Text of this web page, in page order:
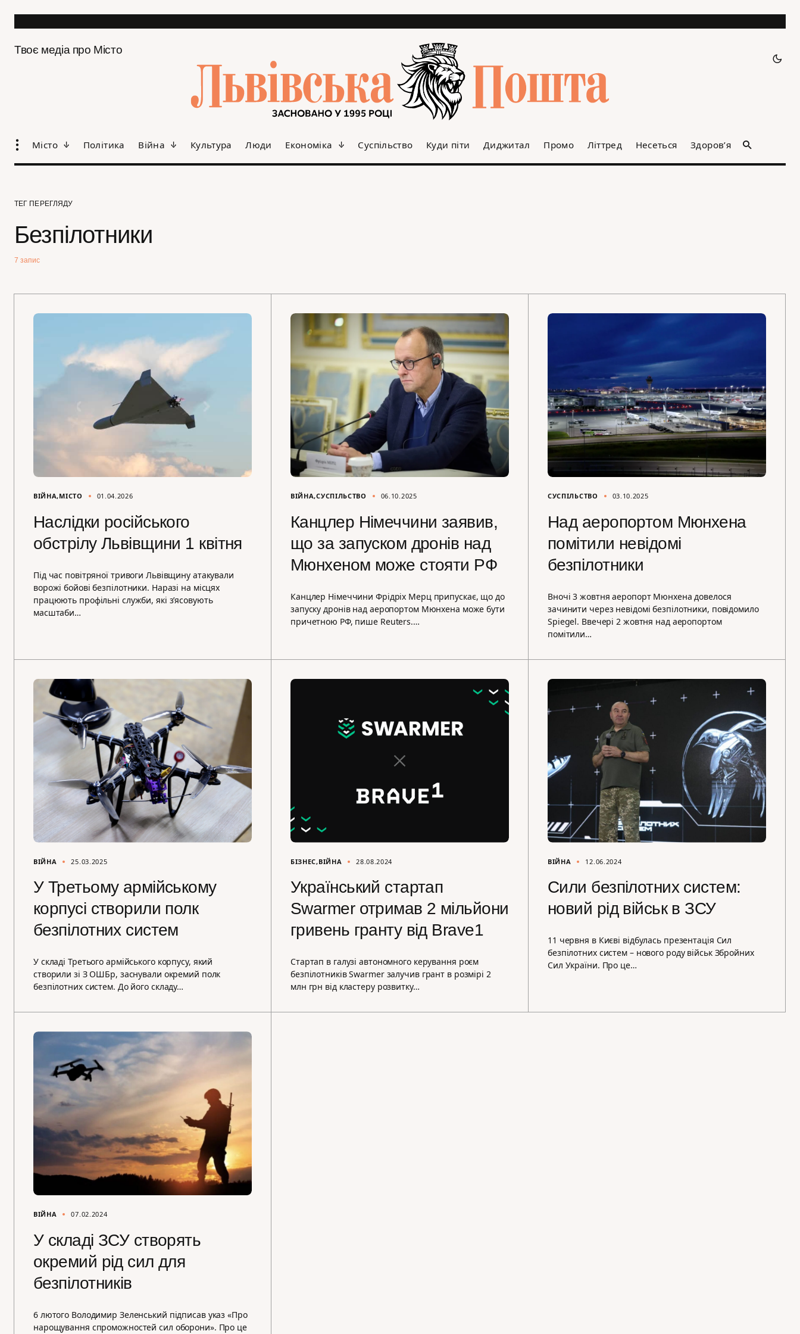
Твоє медіа про Місто
Місто Політика Війна Культура Люди Економіка Суспільство Куди піти Диджитал Промо Літтред Несеться Здоров’я
ТЕГ ПЕРЕГЛЯДУ
Безпілотники
7 запис
ВІЙНА МІСТО 01.04.2026
Наслідки російського
обстрілу Львівщини 1 квітня
Під час повітряної тривоги Львівщину атакували
ворожі бойові безпілотники. Наразі на місцях
працюють профільні служби, які з’ясовують
масштаби…
ВІЙНА СУСПІЛЬСТВО 06.10.2025
Канцлер Німеччини заявив,
що за запуском дронів над
Мюнхеном може стояти РФ
Канцлер Німеччини Фрідріх Мерц припускає, що до
запуску дронів над аеропортом Мюнхена може бути
причетною РФ, пише Reuters.…
СУСПІЛЬСТВО 03.10.2025
Над аеропортом Мюнхена
помітили невідомі
безпілотники
Вночі 3 жовтня аеропорт Мюнхена довелося
зачинити через невідомі безпілотники, повідомило
Spiegel. Ввечері 2 жовтня над аеропортом
помітили…
ВІЙНА 25.03.2025
У Третьому армійському
корпусі створили полк
безпілотних систем
У складі Третього армійського корпусу, який
створили зі З ОШБр, заснували окремий полк
безпілотних систем. До його складу…
БІЗНЕС ВІЙНА 28.08.2024
Український стартап
Swarmer отримав 2 мільйони
гривень гранту від Brave1
Стартап в галузі автономного керування роєм
безпілотників Swarmer залучив грант в розмірі 2
млн грн від кластеру розвитку…
ВІЙНА 12.06.2024
Сили безпілотних систем:
новий рід військ в ЗСУ
11 червня в Києві відбулась презентація Сил
безпілотних систем – нового роду військ Збройних
Сил України. Про це…
ВІЙНА 07.02.2024
У складі ЗСУ створять
окремий рід сил для
безпілотників
6 лютого Володимир Зеленський підписав указ «Про
нарощування спроможностей сил оборони». Про це